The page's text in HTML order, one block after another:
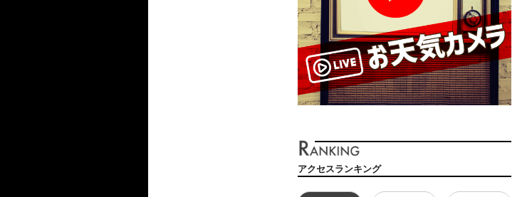
アクセスランキング